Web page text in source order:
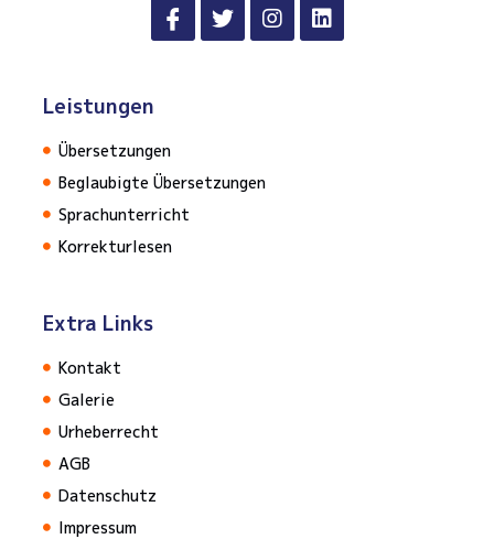
Leistungen
Übersetzungen
Beglaubigte Übersetzungen
Sprachunterricht
Korrekturlesen
Extra Links
Kontakt
Galerie
Urheberrecht
AGB
Datenschutz
Impressum